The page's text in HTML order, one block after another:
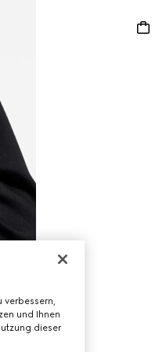
und Ihnen
dieser